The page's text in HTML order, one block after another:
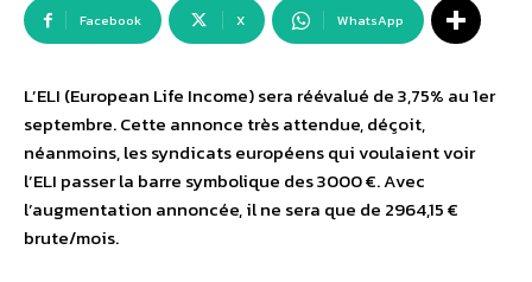
Facebook X WhatsApp
L’ELI (European Life Income) sera réévalué de 3,75% au 1er
septembre. Cette annonce très attendue, déçoit,
néanmoins, les syndicats européens qui voulaient voir
l’ELI passer la barre symbolique des 3000 €. Avec
l’augmentation annoncée, il ne sera que de 2964,15 €
brute/mois.